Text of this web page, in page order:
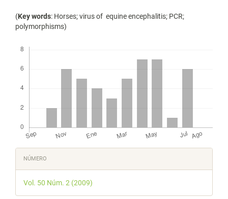
(Key words: Horses; virus of equine encephalitis; PCR;
polymorphisms)
Detalles
del
artículo
NÚMERO
Vol. 50 Núm. 2 (2009)